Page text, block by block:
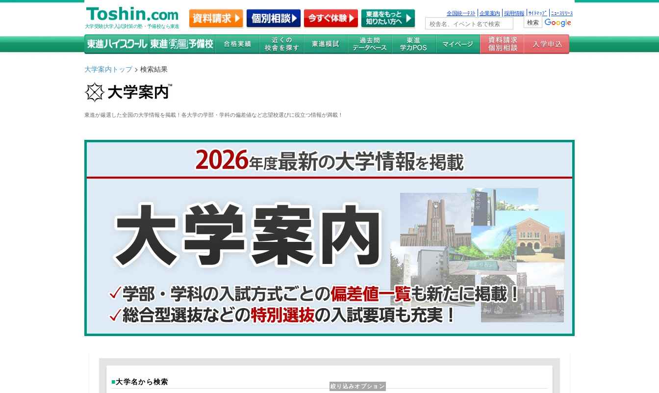
大学受験(大学入試)対策の塾・予備校なら東進
全国統一ﾃｽﾄ 企業案内 採用情報 ｻｲﾄﾏｯﾌﾟ ﾆｭｰｽﾘﾘｰｽ
大学案内トップ> 検索結果
東進が厳選した全国の大学情報を掲載！各大学の学部・学科の偏差値など志望校選びに役立つ情報が満載！
■大学名から検索
絞り込みオプション